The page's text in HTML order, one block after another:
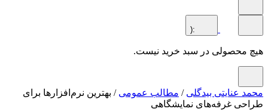
محصولی در سبد خرید نیست.
عنایتی بیدگلی/مطالب عمومی/ بهترین نرم‌افزارها برای
غرفه‌های نمایشگاهی